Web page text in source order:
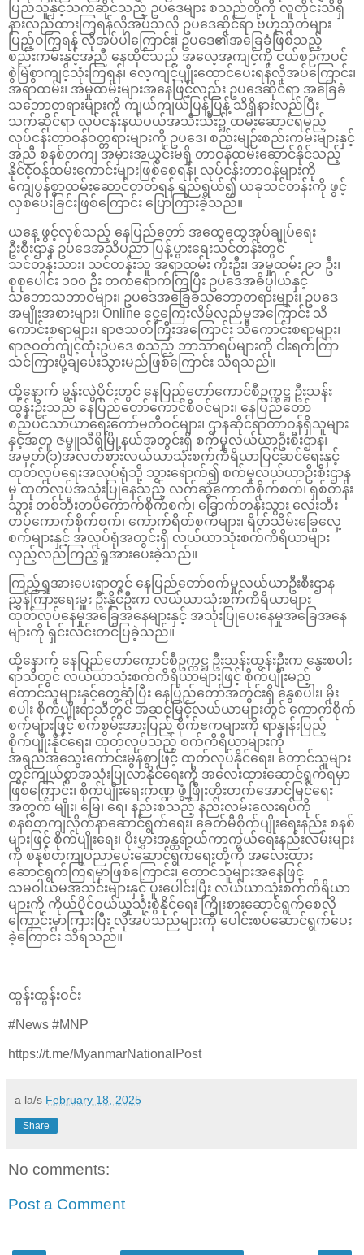
ပြည်သူနှင့်သက်ဆိုင်သည့် ဥပဒေများ စသည်တို့ကို လူတိုင်းသိရှိ
နားလည်ထားကြရန်လိုအပ်သလို ဥပဒေဆိုင်ရာ ဗဟုသုတများ
ပြည့်ဝကြရန် လိုအပ်ပါကြောင်း၊ ဥပဒေ၏အခြေခံဖြစ်သည့်
စည်းကမ်းနှင့်အညီ နေထိုင်သည့် အလေ့အကျင့်ကို ငယ်စဉ်ကပင်
စွဲမြဲစွာကျင့်သုံးကြရန်၊ လေ့ကျင့်ပျိုးထောင်ပေးရန်လိုအပ်ကြောင်း၊
အရာထမ်း၊ အမှုထမ်းများအနေဖြင့်လည်း ဥပဒေဆိုင်ရာ အခြေခံ
သဘောတရားများကို ကျယ်ကျယ်ပြန့်ပြန့် သိရှိနားလည်ပြီး
သက်ဆိုင်ရာ လုပ်ငန်းနယ်ပယ်အသီးသီး၌ ထမ်းဆောင်ရမည့်
လုပ်ငန်းတာဝန်ဝတ္တရားများကို ဥပဒေ၊ စည်းမျဉ်းစည်းကမ်းများနှင့်
အညီ စနစ်တကျ အမှားအယွင်းမရှိ တာဝန်ထမ်းဆောင်နိုင်သည့်
နိုင်ငံ့ဝန်ထမ်းကောင်းများဖြစ်စေရန်၊ လုပ်ငန်းတာဝန်များကို
ကျေပွန်စွာထမ်းဆောင်တတ်ရန် ရည်ရွယ်၍ ယခုသင်တန်းကို ဖွင့်
လှစ်ပေးခြင်းဖြစ်ကြောင်း ပြောကြားခဲ့သည်။
ယနေ့ ဖွင့်လှစ်သည့် နေပြည်တော် အထွေထွေအုပ်ချုပ်ရေး
ဦးစီးဌာန ဥပဒေအသိပညာ ပြန့်ပွားရေးသင်တန်းတွင်
သင်တန်းသား၊ သင်တန်းသူ အရာထမ်း ကိုးဦး၊ အမှုထမ်း ၉၁ ဦး၊
စုစုပေါင်း ၁၀၀ ဦး တက်ရောက်ကြပြီး ဥပဒေအဓိပ္ပါယ်နှင့်
သဘောသဘာဝများ၊ ဥပဒေအခြေခံသဘောတရားများ၊ ဥပဒေ
အမျိုးအစားများ၊ Online ငွေကြေးလိမ်လည်မှုအကြောင်း သိ
ကောင်းစရာများ၊ ရာဇသတ်ကြီးအကြောင်း သိကောင်းစရာများ၊
ရာဇဝတ်ကျင့်ထုံးဥပဒေ စသည့် ဘာသာရပ်များကို ငါးရက်ကြာ
သင်ကြားပို့ချပေးသွားမည်ဖြစ်ကြောင်း သိရသည်။
ထို့နောက် မွန်းလွဲပိုင်းတွင် နေပြည်တော်ကောင်စီဥက္ကဋ္ဌ ဦးသန်း
ထွန်းဦးသည် နေပြည်တော်ကောင်စီဝင်များ၊ နေပြည်တော်
စည်ပင်သာယာရေးကော်မတီဝင်များ၊ ဌာနဆိုင်ရာတာဝန်ရှိသူများ
နှင့်အတူ ဇမ္ဗူသီရိမြို့နယ်အတွင်းရှိ စက်မှုလယ်ယာဦးစီးဌာန၊
အမှတ်(၁)အလတ်စားလယ်ယာသုံးစက်ကိရိယာပြင်ဆင်ရေးနှင့်
ထုတ်လုပ်ရေးအလုပ်ရုံသို့ သွားရောက်၍ စက်မှုလယ်ယာဦးစီးဌာန
မှ ထုတ်လုပ်အသုံးပြုနေသည့် လက်ဆွဲကောက်စိုက်စက်၊ ရှစ်တန်း
သွား တစ်ဘီးတပ်ကောက်စိုက်စက်၊ ခြောက်တန်းသွား လေးဘီး
တပ်ကောက်စိုက်စက်၊ ကောက်ရိတ်စက်များ၊ ရိတ်သိမ်းခြွေလှေ့
စက်များနှင့် အလုပ်ရုံအတွင်းရှိ လယ်ယာသုံးစက်ကိရိယာများ
လှည့်လည်ကြည့်ရှုအားပေးခဲ့သည်။
ကြည့်ရှုအားပေးရာတွင် နေပြည်တော်စက်မှုလယ်ယာဦးစီးဌာန
ညွှန်ကြားရေးမှူး ဦးနိုင်ဦးက လယ်ယာသုံးစက်ကိရိယာများ
ထုတ်လုပ်နေမှုအခြေအနေများနှင့် အသုံးပြုပေးနေမှုအခြေအနေ
များကို ရှင်းလင်းတင်ပြခဲ့သည်။
ထို့နောက် နေပြည်တော်ကောင်စီဥက္ကဋ္ဌ ဦးသန်းထွန်းဦးက နွေးစပါး
ရာသီတွင် လယ်ယာသုံးစက်ကိရိယာများဖြင့် စိုက်ပျိုးမည့်
တောင်သူများနှင့်တွေ့ဆုံပြီး နေပြည်တော်အတွင်းရှိ နွေစပါး၊ မိုး
စပါး စိုက်ပျိုးရာသီတွင် အဆင့်မြင့်လယ်ယာများတွင် ကောက်စိုက်
စက်များဖြင့် စက်စွမ်းအားပြည့် စိုက်ဧကများကို ရာနှုန်းပြည့်
စိုက်ပျိုးနိုင်ရေး၊ ထုတ်လုပ်သည့် စက်ကိရိယာများကို
အရည်အသွေးကောင်းမွန်စွာဖြင့် ထုတ်လုပ်နိုင်ရေး၊ တောင်သူများ
တွင်ကျယ်စွာအသုံးပြုလာနိုင်ရေးကို အလေးထားဆောင်ရွက်ရမှာ
ဖြစ်ကြောင်း၊ စိုက်ပျိုးရေးကဏ္ဍ ဖွံ့ဖြိုးတိုးတက်အောင်မြင်ရေး
အတွက် မျိုး၊ မြေ၊ ရေ၊ နည်းစသည့် နည်းလမ်းလေးရပ်ကို
စနစ်တကျလိုက်နာဆောင်ရွက်ရေး၊ ခေတ်မီစိုက်ပျိုးရေးနည်း စနစ်
များဖြင့် စိုက်ပျိုးရေး၊ ပိုးမွှားအန္တရာယ်ကာကွယ်ရေးနည်းလမ်းများ
ကို စနစ်တကျပညာပေးဆောင်ရွက်ရေးတို့ကို အလေးထား
ဆောင်ရွက်ကြရမှာဖြစ်ကြောင်း၊ တောင်သူများအနေဖြင့်
သမဝါယမအသင်းများနှင့် ပူးပေါင်းပြီး လယ်ယာသုံးစက်ကိရိယာ
များကို ကိုယ်ပိုင်ဝယ်ယူသုံးစွဲနိုင်ရေး ကြိုးစားဆောင်ရွက်စေလို
ကြောင်းမှာကြားပြီး လိုအပ်သည်များကို ပေါင်းစပ်ဆောင်ရွက်ပေး
ခဲ့ကြောင်း သိရသည်။
ထွန်းထွန်းဝင်း
#News #MNP
https://t.me/MyanmarNationalPost
a la/s February 18, 2025
Share
No comments:
Post a Comment